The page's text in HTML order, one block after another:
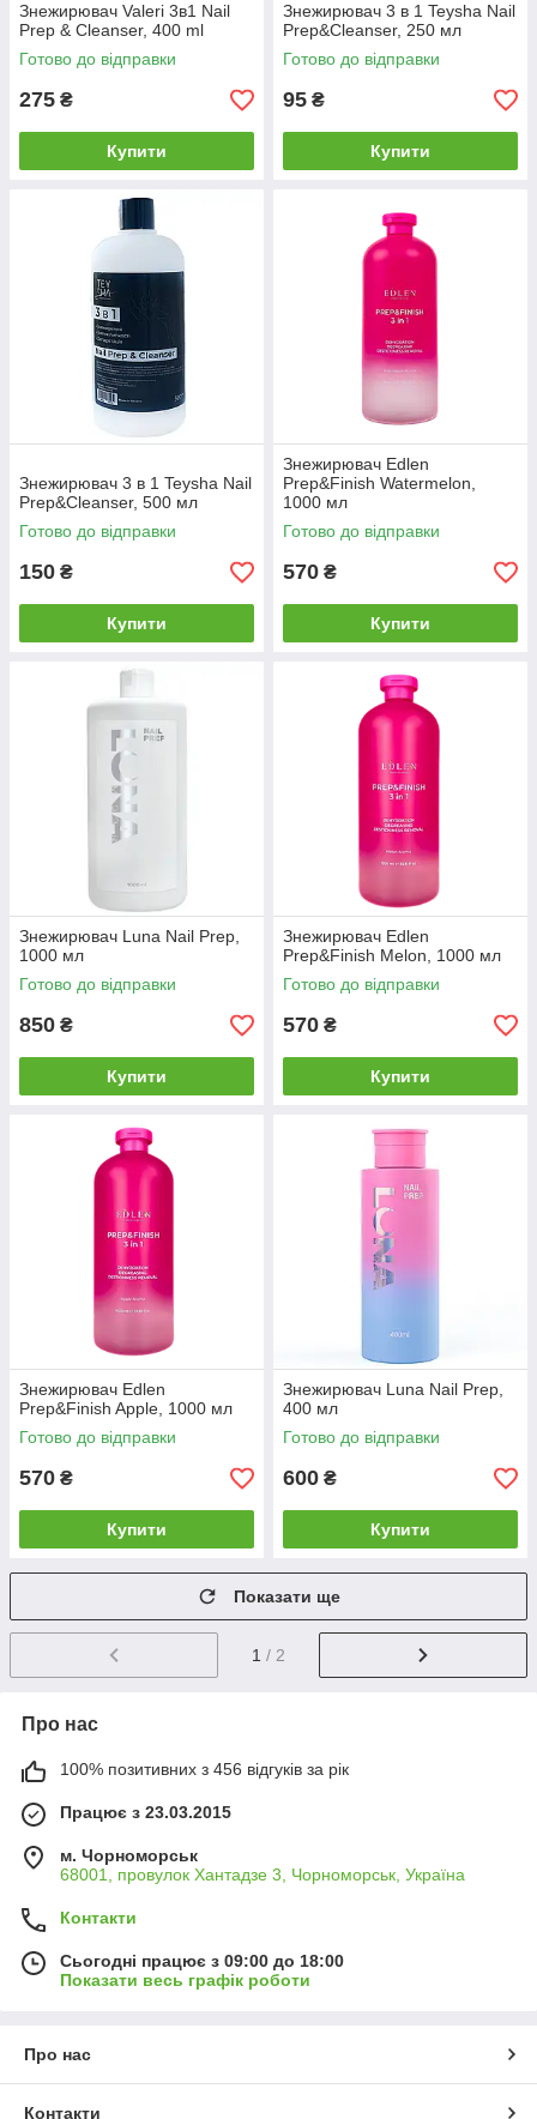
Знежирювач Valeri 3в1 Nail
Prep & Cleanser, 400 ml
Готово до відправки
275 ₴
Купити
Знежирювач 3 в 1 Teysha Nail
Prep&Cleanser, 250 мл
Готово до відправки
95 ₴
Купити
Знежирювач 3 в 1 Teysha Nail
Prep&Cleanser, 500 мл
Готово до відправки
150 ₴
Купити
Знежирювач Edlen
Prep&Finish Watermelon,
1000 мл
Готово до відправки
570 ₴
Купити
Знежирювач Luna Nail Prep,
1000 мл
Готово до відправки
850 ₴
Купити
Знежирювач Edlen
Prep&Finish Melon, 1000 мл
Готово до відправки
570 ₴
Купити
Знежирювач Edlen
Prep&Finish Apple, 1000 мл
Готово до відправки
570 ₴
Купити
Знежирювач Luna Nail Prep,
400 мл
Готово до відправки
600 ₴
Купити
Показати ще
1 / 2
Про нас
100% позитивних з 456 відгуків за рік
Працює з 23.03.2015
м. Чорноморськ
68001, провулок Хантадзе 3, Чорноморськ, Україна
Контакти
Сьогодні працює з 09:00 до 18:00
Показати весь графік роботи
Про нас
Контакти